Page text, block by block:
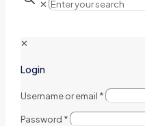
✕
✕
Login
Username or email *
Password *